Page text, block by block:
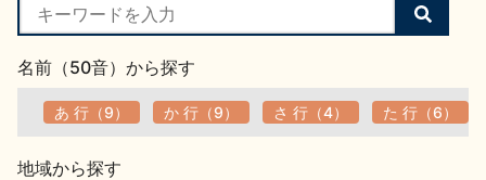
検
索
名前（50音）から探す
あ 行（9） か 行（9） さ 行（4） た 行（6）
地域から探す